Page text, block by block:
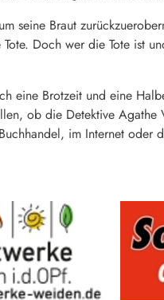
seine Braut
Doch wer die Tote ist
eine Brotzeit und eine
ob die Detektive
im Internet